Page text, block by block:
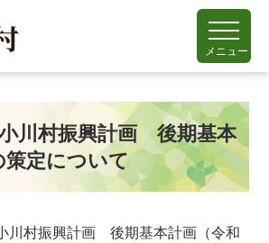
メニュー
小川村振興計画 後期基本
策定について
川村振興計画 後期基本計画（令和